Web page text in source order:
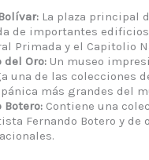
La plaza principal
de importantes
Primada y el Capitolio
del Oro:Un museo
una de las colecciones
más grandes del
Botero:Contiene una
Fernando Botero y de